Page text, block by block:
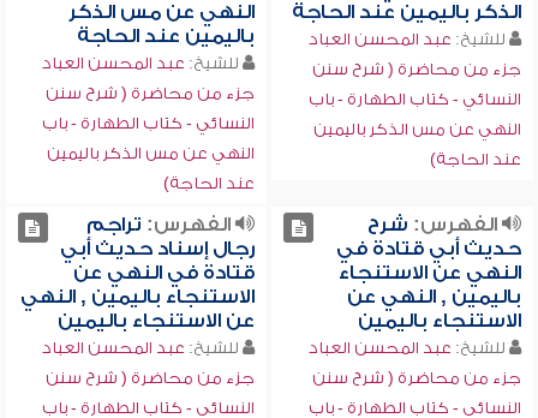
الذكر باليمين عند الحاجة
للشيخ: عبد المحسن العباد
جزء من محاضرة ( شرح سنن
النسائي - كتاب الطهارة - باب
النهي عن مس الذكر باليمين
عند الحاجة)
النهي عن مس الذكر
باليمين عند الحاجة
للشيخ: عبد المحسن العباد
جزء من محاضرة ( شرح سنن
النسائي - كتاب الطهارة - باب
النهي عن مس الذكر باليمين
عند الحاجة)
الفهرس: شرح
حديث أبي قتادة في
النهي عن الاستنجاء
باليمين , النهي عن
الاستنجاء باليمين
للشيخ: عبد المحسن العباد
جزء من محاضرة ( شرح سنن
النسائي - كتاب الطهارة - باب
الفهرس: تراجم
رجال إسناد حديث أبي
قتادة في النهي عن
الاستنجاء باليمين , النهي
عن الاستنجاء باليمين
للشيخ: عبد المحسن العباد
جزء من محاضرة ( شرح سنن
النسائي - كتاب الطهارة - باب